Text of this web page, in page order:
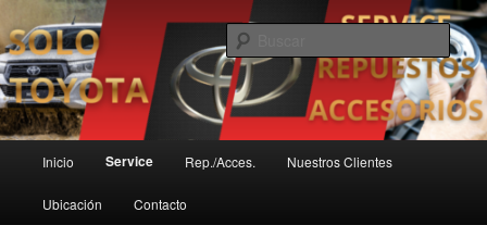
al
contenido
principalSoloToyota
Servicio Técnico Toyota en San Rafael
principal
Inicio Service Rep./Acces. Nuestros Clientes
Ubicación Contacto